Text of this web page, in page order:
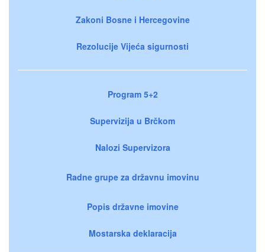
Zakoni Bosne i Hercegovine
Rezolucije Vijeća sigurnosti
Program 5+2
Supervizija u Brčkom
Nalozi Supervizora
Radne grupe za državnu imovinu
Popis državne imovine
Mostarska deklaracija